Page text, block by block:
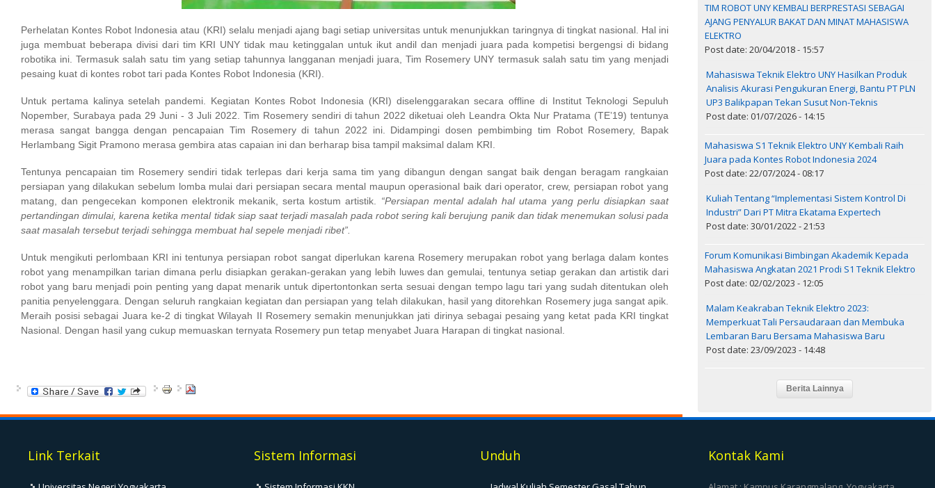
Perhelatan Kontes Robot Indonesia atau (KRI) selalu menjadi ajang bagi setiap universitas untuk menunjukkan taringnya di tingkat nasional. Hal ini
juga membuat beberapa divisi dari tim KRI UNY tidak mau ketinggalan untuk ikut andil dan menjadi juara pada kompetisi bergengsi di bidang
robotika ini. Termasuk salah satu tim yang setiap tahunnya langganan menjadi juara, Tim Rosemery UNY termasuk salah satu tim yang menjadi
pesaing kuat di kontes robot tari pada Kontes Robot Indonesia (KRI).
Untuk pertama kalinya setelah pandemi. Kegiatan Kontes Robot Indonesia (KRI) diselenggarakan secara offline di Institut Teknologi Sepuluh
Nopember, Surabaya pada 29 Juni - 3 Juli 2022. Tim Rosemery sendiri di tahun 2022 diketuai oleh Leandra Okta Nur Pratama (TE’19) tentunya
merasa sangat bangga dengan pencapaian Tim Rosemery di tahun 2022 ini. Didampingi dosen pembimbing tim Robot Rosemery, Bapak
Herlambang Sigit Pramono merasa gembira atas capaian ini dan berharap bisa tampil maksimal dalam KRI.
Tentunya pencapaian tim Rosemery sendiri tidak terlepas dari kerja sama tim yang dibangun dengan sangat baik dengan beragam rangkaian
persiapan yang dilakukan sebelum lomba mulai dari persiapan secara mental maupun operasional baik dari operator, crew, persiapan robot yang
matang, dan pengecekan komponen elektronik mekanik, serta kostum artistik. “Persiapan mental adalah hal utama yang perlu disiapkan saat
pertandingan dimulai, karena ketika mental tidak siap saat terjadi masalah pada robot sering kali berujung panik dan tidak menemukan solusi pada
saat masalah tersebut terjadi sehingga membuat hal sepele menjadi ribet”.
Untuk mengikuti perlombaan KRI ini tentunya persiapan robot sangat diperlukan karena Rosemery merupakan robot yang berlaga dalam kontes
robot yang menampilkan tarian dimana perlu disiapkan gerakan-gerakan yang lebih luwes dan gemulai, tentunya setiap gerakan dan artistik dari
robot yang baru menjadi poin penting yang dapat menarik untuk dipertontonkan serta sesuai dengan tempo lagu tari yang sudah ditentukan oleh
panitia penyelenggara. Dengan seluruh rangkaian kegiatan dan persiapan yang telah dilakukan, hasil yang ditorehkan Rosemery juga sangat apik.
Meraih posisi sebagai Juara ke-2 di tingkat Wilayah II Rosemery semakin menunjukkan jati dirinya sebagai pesaing yang ketat pada KRI tingkat
Nasional. Dengan hasil yang cukup memuaskan ternyata Rosemery pun tetap menyabet Juara Harapan di tingkat nasional.
TIM ROBOT UNY KEMBALI BERPRESTASI SEBAGAI
AJANG PENYALUR BAKAT DAN MINAT MAHASISWA
ELEKTRO
Post date: 20/04/2018 - 15:57
Mahasiswa Teknik Elektro UNY Hasilkan Produk
Analisis Akurasi Pengukuran Energi, Bantu PT PLN
UP3 Balikpapan Tekan Susut Non-Teknis
Post date: 01/07/2026 - 14:15
Mahasiswa S1 Teknik Elektro UNY Kembali Raih
Juara pada Kontes Robot Indonesia 2024
Post date: 22/07/2024 - 08:17
Kuliah Tentang “Implementasi Sistem Kontrol Di
Industri” Dari PT Mitra Ekatama Expertech
Post date: 30/01/2022 - 21:53
Forum Komunikasi Bimbingan Akademik Kepada
Mahasiswa Angkatan 2021 Prodi S1 Teknik Elektro
Post date: 02/02/2023 - 12:05
Malam Keakraban Teknik Elektro 2023:
Memperkuat Tali Persaudaraan dan Membuka
Lembaran Baru Bersama Mahasiswa Baru
Post date: 23/09/2023 - 14:48
Link Terkait Sistem Informasi Unduh Kontak Kami